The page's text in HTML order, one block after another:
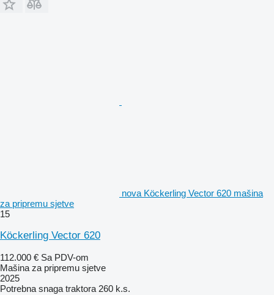
nova Köckerling Vector 620 mašina
za pripremu sjetve
15
Köckerling Vector 620
112.000 € Sa PDV-om
Mašina za pripremu sjetve
2025
Potrebna snaga traktora 260 k.s.